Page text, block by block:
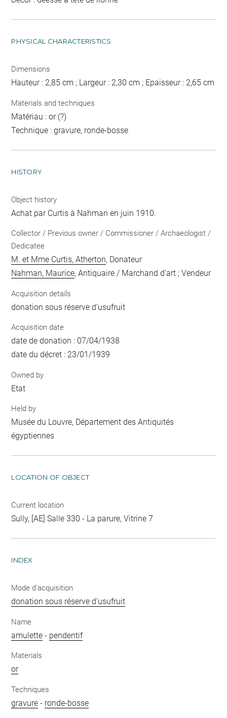
PHYSICAL CHARACTERISTICS
Dimensions
Hauteur : 2,85 cm ; Largeur : 2,30 cm ; Epaisseur : 2,65 cm
Materials and techniques
Matériau : or (?)
Technique : gravure, ronde-bosse
HISTORY
Object history
Achat par Curtis à Nahman en juin 1910.
Collector / Previous owner / Commissioner / Archaeologist /
Dedicatee
M. et Mme Curtis, Atherton, Donateur
Nahman, Maurice, Antiquaire / Marchand d'art ; Vendeur
Acquisition details
donation sous réserve d'usufruit
Acquisition date
date de donation : 07/04/1938
date du décret : 23/01/1939
Owned by
Etat
Held by
Musée du Louvre, Département des Antiquités
égyptiennes
LOCATION OF OBJECT
Current location
Sully, [AE] Salle 330 - La parure, Vitrine 7
INDEX
Mode d'acquisition
donation sous réserve d'usufruit
Name
amulette - pendentif
Materials
or
Techniques
gravure - ronde-bosse